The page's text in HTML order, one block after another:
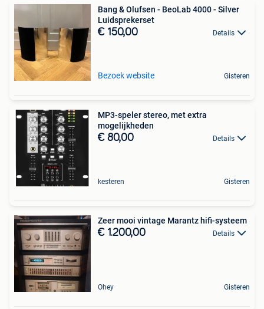
Bang & Olufsen - BeoLab 4000 - Silver
Luidsprekerset
€ 150,00 Details
Bezoek website Gisteren
MP3-speler stereo, met extra
mogelijkheden
€ 80,00 Details
kesteren Gisteren
Zeer mooi vintage Marantz hifi-systeem
€ 1.200,00 Details
Ohey Gisteren